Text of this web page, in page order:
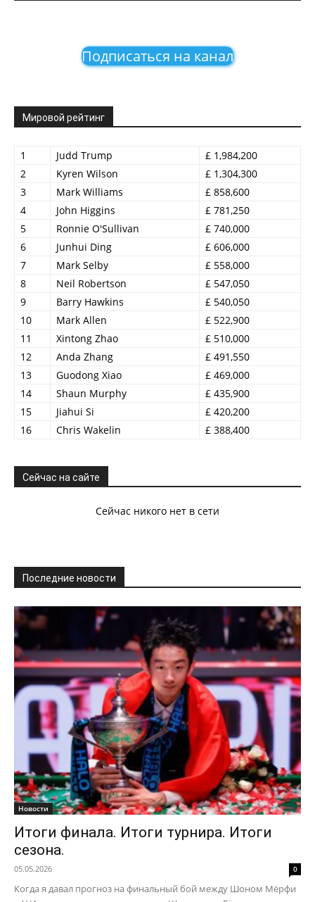
Подписаться на канал
Мировой рейтинг
1 Judd Trump
£ 1,984,200
2
Kyren Wilson
£ 1,304,300
3
Mark Williams
£ 858,600
4
John Higgins
£ 781,250
5
Ronnie O'Sullivan
£ 740,000
6
Junhui Ding
£ 606,000
7
Mark Selby
£ 558,000
8
Neil Robertson
£ 547,050
9
Barry Hawkins
£ 540,050
10
Mark Allen
£ 522,900
11
Xintong Zhao
£ 510,000
12
Anda Zhang
£ 491,550
13
Guodong Xiao
£ 469,000
14
Shaun Murphy
£ 435,900
15
Jiahui Si
£ 420,200
16
Chris Wakelin £ 388,400
Сейчас на сайте
Сейчас никого нет в сети
Последние новости
Новости
Итоги финала. Итоги турнира. Итоги
сезона.
05.05.2026 0
Когда я давал прогноз на финальный бой между Шоном Мёрфи